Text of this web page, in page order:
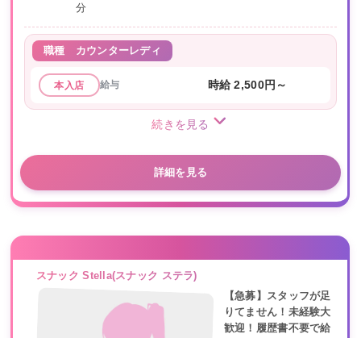
分
職種 カウンターレディ
本入店 給与 時給 2,500円～
続きを見る
詳細を見る
スナック Stella(スナック ステラ)
【急募】スタッフが足
りてません！未経験大
歓迎！履歴書不要で給